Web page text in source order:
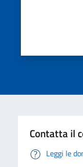
Contatta il
Leggi le